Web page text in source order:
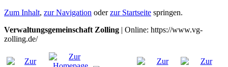
Zum Inhalt, zur Navigation oderzur Startseite springen.
Verwaltungsgemeinschaft Zolling | Online: https://www.vg-
zolling.de/